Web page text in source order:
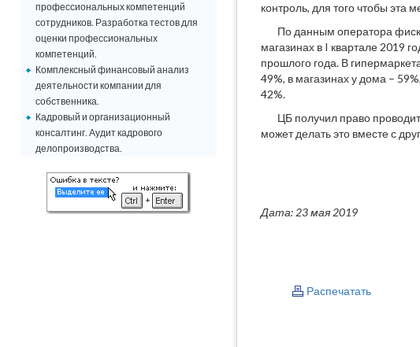
профессиональных компетенций
сотрудников. Разработка тестов для
оценки профессиональных
компетенций.
Комплексный финансовый анализ
деятельности компании для
собственника.
Кадровый и организационный
консалтинг. Аудит кадрового
делопроизводства.
контроль, для того чтобы эта
По данным оператора
магазинах в I квартале 2019
прошлого года. В
49%, в магазинах у дома –
42%.
ЦБ получил право
может делать это вместе с
Дата: 23 мая 2019
Распечатать